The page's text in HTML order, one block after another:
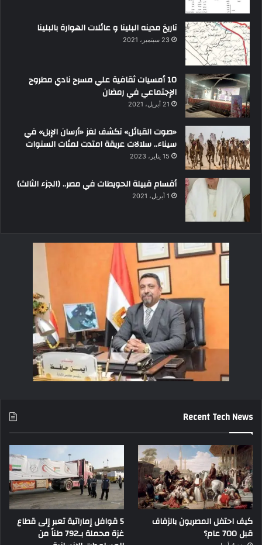
تاريخ مدينه البلينا و عائلات الهوارة بالبلينا
23 سبتمبر، 2021
10 أمسيات ثقافية علي مسرح نادي مطروح
الإجتماعي في رمضان
21 أبريل، 2021
«صوت القبائل» تكشف لغز «أرسان الإبل» في
سيناء.. سلالات عريقة امتدت لمئات السنوات
15 يناير، 2023
أقسام قبيلة الحويطات في مصر.. (الجزء الثالث)
1 أبريل، 2021
Recent Tech News
كيف احتفل المصريون بالزفاف
قبل 700 عام؟
5 قوافل إماراتية تعبر إلى قطاع
غزة محملة بـ792 طناً من